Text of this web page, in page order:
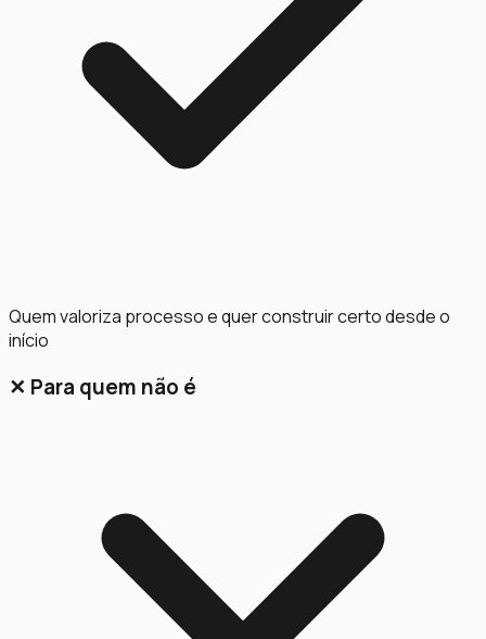
Quem valoriza processo e quer construir certo desde o
início
✕ Para quem não é